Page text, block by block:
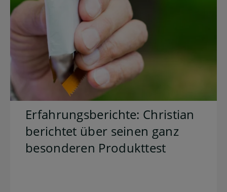
Erfahrungsberichte: Christian
berichtet über seinen ganz
besonderen Produkttest